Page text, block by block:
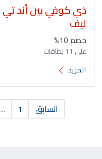
ذي كوفي بين أند تي
ليف
خصم 10%
على 11 بطاقات
المزيد
السابق 1
...